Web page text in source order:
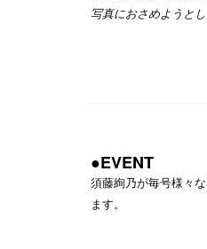
写真におさめようと
●EVENT
須藤絢乃が毎号様々
ます。